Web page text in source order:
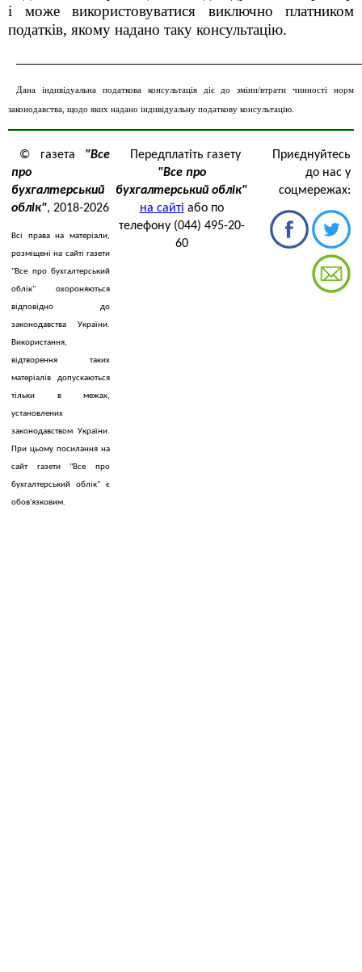
і може використовуватися виключно платником
податків, якому надано таку консультацію.
Дана індивідуальна податкова консультація діє до зміни/втрати чинності норм
законодавства, щодо яких надано індивідуальну податкову консультацію.
© газета "Все
про
бухгалтерський
облік", 2018-2026
Всі права на матеріали,
розміщені на сайті газети
"Все про бухгалтерський
облік" охороняються
відповідно до
законодавства України.
Використання,
відтворення таких
матеріалів допускаються
тільки в межах,
установлених
законодавством України.
При цьому посилання на
сайт газети "Все про
бухгалтерський облік" є
обов'язковим.
Передплатіть газету
"Все про
бухгалтерський облік"
на сайті або по
телефону (044) 495-20-
60
Приєднуйтесь
до нас у
соцмережах: